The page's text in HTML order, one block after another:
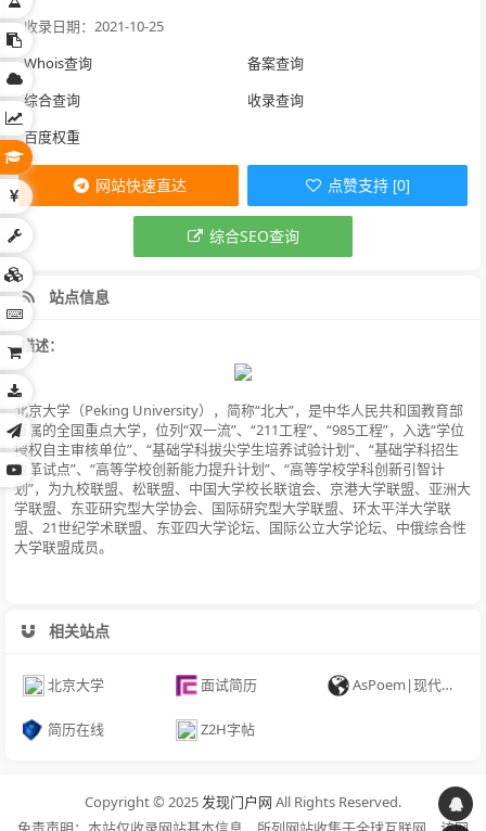
收录日期：2021-10-25
Whois查询
备案查询
综合查询
收录查询
百度权重
网站快速直达 点赞支持 [0]
综合SEO查询
站点信息
描述：
北京大学（Peking University），简称“北大”，是中华人民共和国教育部
直属的全国重点大学，位列“双一流”、“211工程”、“985工程”，入选“学位
授权自主审核单位”、“基础学科拔尖学生培养试验计划”、“基础学科招生
改革试点”、“高等学校创新能力提升计划”、“高等学校学科创新引智计
划”，为九校联盟、松联盟、中国大学校长联谊会、京港大学联盟、亚洲大
学联盟、东亚研究型大学协会、国际研究型大学联盟、环太平洋大学联
盟、21世纪学术联盟、东亚四大学论坛、国际公立大学论坛、中俄综合性
大学联盟成员。
相关站点
北京大学 面试简历 AsPoem|现代化中国诗词学习网站
简历在线 Z2H字帖
Copyright © 2025 发现门户网 All Rights Reserved.